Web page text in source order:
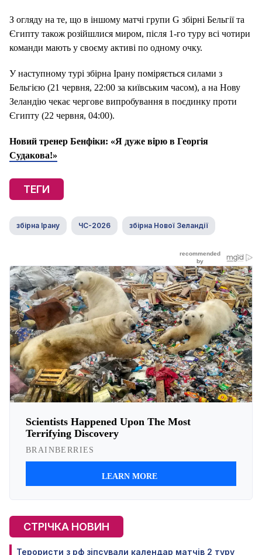
З огляду на те, що в іншому матчі групи G збірні Бельгії та
Єгипту також розійшлися миром, після 1-го туру всі чотири
команди мають у своєму активі по одному очку.
У наступному турі збірна Ірану поміряється силами з
Бельгією (21 червня, 22:00 за київським часом), а на Нову
Зеландію чекає чергове випробування в поєдинку проти
Єгипту (22 червня, 04:00).
Новий тренер Бенфіки: «Я дуже вірю в Георгія
Судакова!»
ТЕГИ
збірна Ірану ЧС-2026 збірна Нової Зеландії
СТРІЧКА НОВИН
Терористи з рф зіпсували календар матчів 2 туру